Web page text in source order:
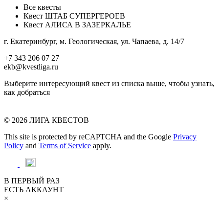
Все квесты
Квест ШТАБ СУПЕРГЕРОЕВ
Квест АЛИСА В ЗАЗЕРКАЛЬЕ
г. Екатеринбург, м. Геологическая, ул. Чапаева, д. 14/7
+7 343 206 07 27
ekb@kvestliga.ru
Выберите интересующий квест из списка выше, чтобы узнать,
как добраться
© 2026 ЛИГА КВЕСТОВ
This site is protected by reCAPTCHA and the Google Privacy
Policy and Terms of Service apply.
В ПЕРВЫЙ РАЗ
ЕСТЬ АККАУНТ
×